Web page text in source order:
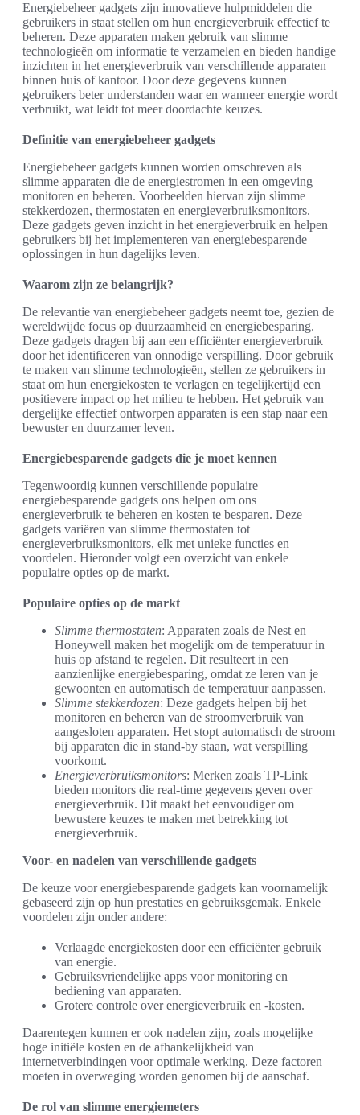
Energiebeheer gadgets zijn innovatieve hulpmiddelen die
gebruikers in staat stellen om hun energieverbruik effectief te
beheren. Deze apparaten maken gebruik van slimme
technologieën om informatie te verzamelen en bieden handige
inzichten in het energieverbruik van verschillende apparaten
binnen huis of kantoor. Door deze gegevens kunnen
gebruikers beter understanden waar en wanneer energie wordt
verbruikt, wat leidt tot meer doordachte keuzes.
Definitie van energiebeheer gadgets
Energiebeheer gadgets kunnen worden omschreven als
slimme apparaten die de energiestromen in een omgeving
monitoren en beheren. Voorbeelden hiervan zijn slimme
stekkerdozen, thermostaten en energieverbruiksmonitors.
Deze gadgets geven inzicht in het energieverbruik en helpen
gebruikers bij het implementeren van energiebesparende
oplossingen in hun dagelijks leven.
Waarom zijn ze belangrijk?
De relevantie van energiebeheer gadgets neemt toe, gezien de
wereldwijde focus op duurzaamheid en energiebesparing.
Deze gadgets dragen bij aan een efficiënter energieverbruik
door het identificeren van onnodige verspilling. Door gebruik
te maken van slimme technologieën, stellen ze gebruikers in
staat om hun energiekosten te verlagen en tegelijkertijd een
positievere impact op het milieu te hebben. Het gebruik van
dergelijke effectief ontworpen apparaten is een stap naar een
bewuster en duurzamer leven.
Energiebesparende gadgets die je moet kennen
Tegenwoordig kunnen verschillende populaire
energiebesparende gadgets ons helpen om ons
energieverbruik te beheren en kosten te besparen. Deze
gadgets variëren van slimme thermostaten tot
energieverbruiksmonitors, elk met unieke functies en
voordelen. Hieronder volgt een overzicht van enkele
populaire opties op de markt.
Populaire opties op de markt
Slimme thermostaten: Apparaten zoals de Nest en
Honeywell maken het mogelijk om de temperatuur in
huis op afstand te regelen. Dit resulteert in een
aanzienlijke energiebesparing, omdat ze leren van je
gewoonten en automatisch de temperatuur aanpassen.
Slimme stekkerdozen: Deze gadgets helpen bij het
monitoren en beheren van de stroomverbruik van
aangesloten apparaten. Het stopt automatisch de stroom
bij apparaten die in stand-by staan, wat verspilling
voorkomt.
Energieverbruiksmonitors: Merken zoals TP-Link
bieden monitors die real-time gegevens geven over
energieverbruik. Dit maakt het eenvoudiger om
bewustere keuzes te maken met betrekking tot
energieverbruik.
Voor- en nadelen van verschillende gadgets
De keuze voor energiebesparende gadgets kan voornamelijk
gebaseerd zijn op hun prestaties en gebruiksgemak. Enkele
voordelen zijn onder andere:
Verlaagde energiekosten door een efficiënter gebruik
van energie.
Gebruiksvriendelijke apps voor monitoring en
bediening van apparaten.
Grotere controle over energieverbruik en -kosten.
Daarentegen kunnen er ook nadelen zijn, zoals mogelijke
hoge initiële kosten en de afhankelijkheid van
internetverbindingen voor optimale werking. Deze factoren
moeten in overweging worden genomen bij de aanschaf.
De rol van slimme energiemeters